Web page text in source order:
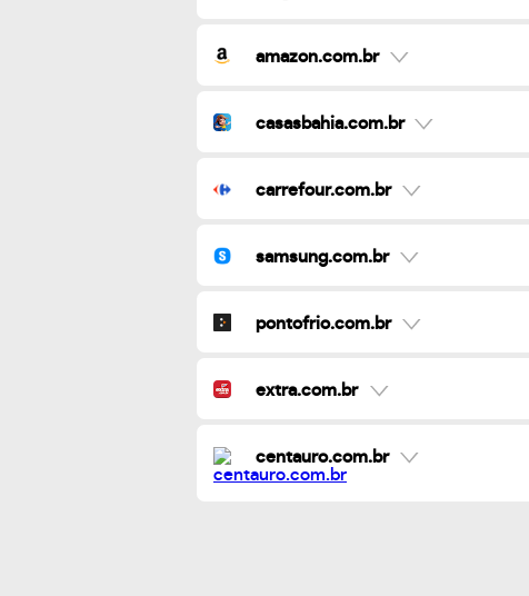
amazon.com.br
casasbahia.com.br
carrefour.com.br
samsung.com.br
pontofrio.com.br
extra.com.br
centauro.com.br